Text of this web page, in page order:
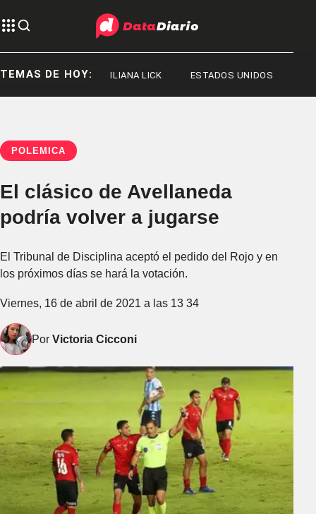
TEMAS DE HOY:
MESSI ILIANA LICK ESTADOS UNIDOS
POLÉMICA
El clásico de Avellaneda
podría volver a jugarse
El Tribunal de Disciplina aceptó el pedido del Rojo y en
los próximos días se hará la votación.
Viernes, 16 de abril de 2021 a las 13 34
Por Victoria Cicconi